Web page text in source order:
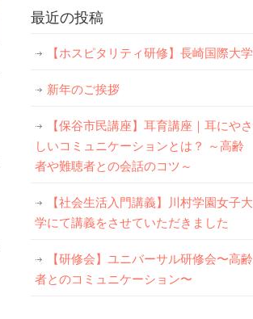
最近の投稿
【ホスピタリティ研修】長崎国際大学
新年のご挨拶
【保谷市民講座】耳育講座｜耳にやさ
しいコミュニケーションとは？ ～高齢
者や難聴者との会話のコツ～
【社会生活入門講義】川村学園女子大
学にて講義をさせていただきました
【研修会】ユニバーサル研修会〜高齢
者とのコミュニケーション〜